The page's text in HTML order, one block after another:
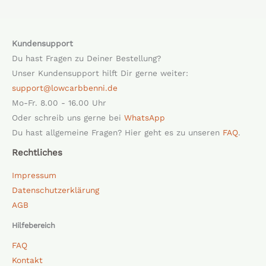
Kundensupport
Du hast Fragen zu Deiner Bestellung?
Unser Kundensupport hilft Dir gerne weiter:
support@lowcarbbenni.de
Mo-Fr. 8.00 - 16.00 Uhr
Oder schreib uns gerne bei WhatsApp
Du hast allgemeine Fragen? Hier geht es zu unseren FAQ.
Rechtliches
Impressum
Datenschutzerklärung
AGB
Hilfebereich
FAQ
Kontakt